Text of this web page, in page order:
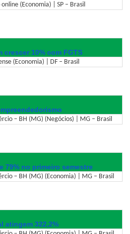
(Economia) | SP – Brasil
crescer 10% com FGTS
(Economia) | DF – Brasil
– BH (MG) (Negócios) | MG – Brasil
79% no primeiro semestre
– BH (MG) (Economia) | MG – Brasil
atingem 322,2%